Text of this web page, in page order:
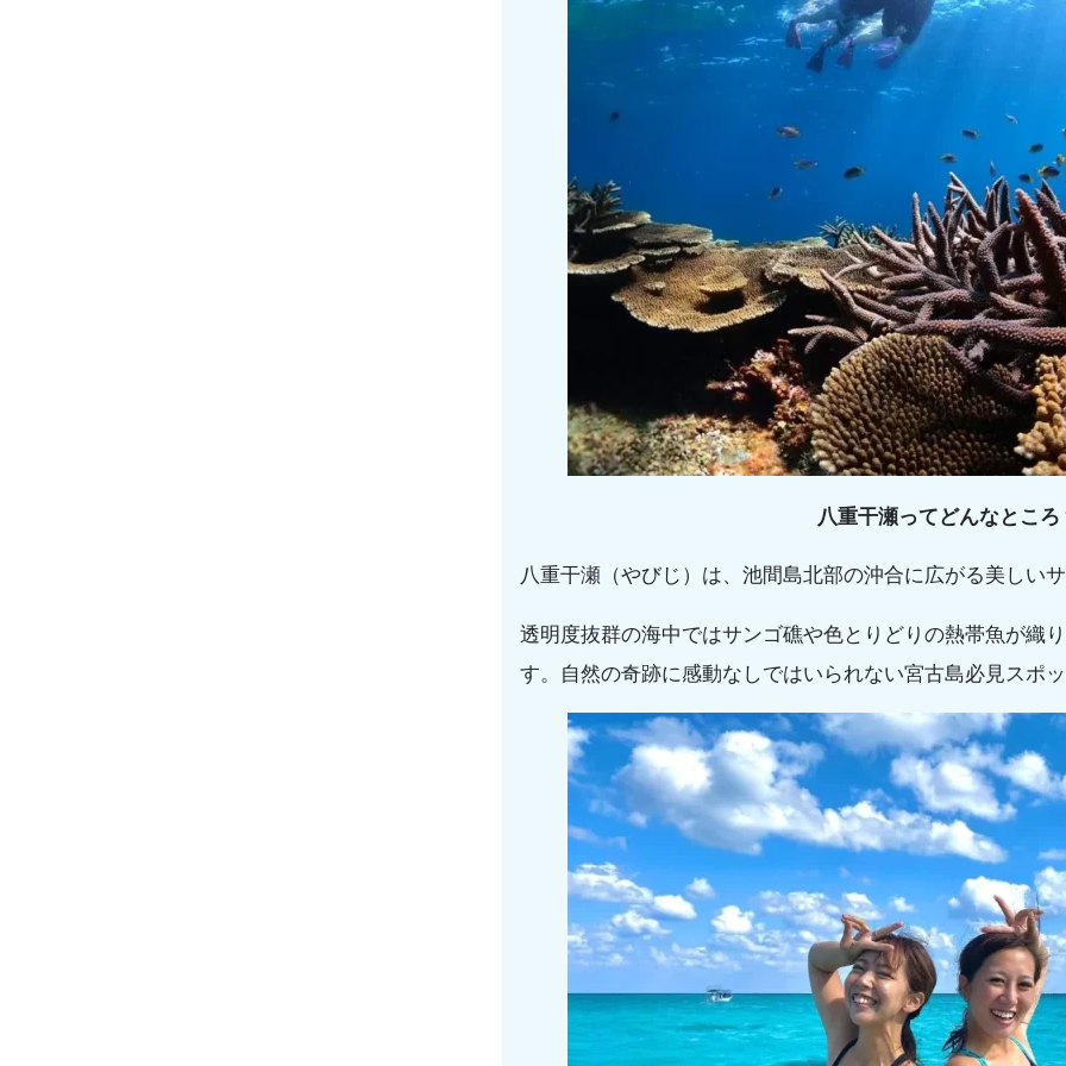
八重干瀬ってどんなところ
八重干瀬（やびじ）は、池間島北部の沖合に広がる美しい
透明度抜群の海中ではサンゴ礁や色とりどりの熱帯魚が織
す。自然の奇跡に感動なしではいられない宮古島必見スポ